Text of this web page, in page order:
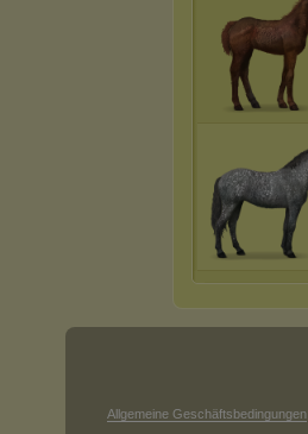
Allgemeine Geschäftsbedingungen